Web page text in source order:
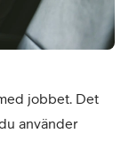
jobbet. Det
använder